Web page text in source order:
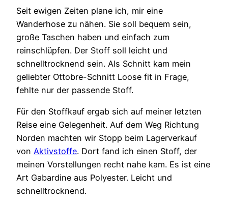
Seit ewigen Zeiten plane ich, mir eine
Wanderhose zu nähen. Sie soll bequem sein,
große Taschen haben und einfach zum
reinschlüpfen. Der Stoff soll leicht und
schnelltrocknend sein. Als Schnitt kam mein
geliebter Ottobre-Schnitt Loose fit in Frage,
fehlte nur der passende Stoff.
Für den Stoffkauf ergab sich auf meiner letzten
Reise eine Gelegenheit. Auf dem Weg Richtung
Norden machten wir Stopp beim Lagerverkauf
von Aktivstoffe. Dort fand ich einen Stoff, der
meinen Vorstellungen recht nahe kam. Es ist eine
Art Gabardine aus Polyester. Leicht und
schnelltrocknend.